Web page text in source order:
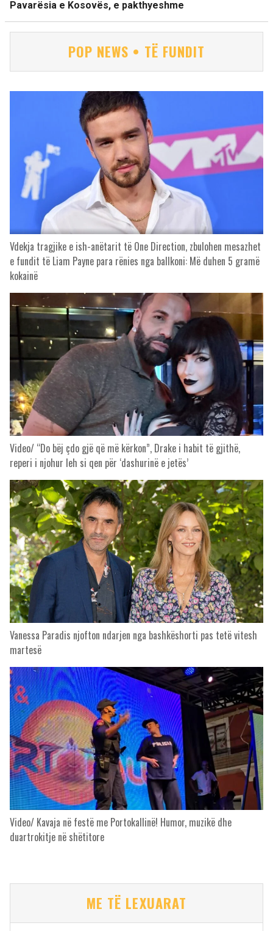
Pavarësia e Kosovës, e pakthyeshme
POP NEWS • TË FUNDIT
Vdekja tragjike e ish-anëtarit të One Direction, zbulohen mesazhet
e fundit të Liam Payne para rënies nga ballkoni: Më duhen 5 gramë
kokainë
Video/ “Do bëj çdo gjë që më kërkon”, Drake i habit të gjithë,
reperi i njohur leh si qen për ‘dashurinë e jetës’
Vanessa Paradis njofton ndarjen nga bashkëshorti pas tetë vitesh
martesë
Video/ Kavaja në festë me Portokallinë! Humor, muzikë dhe
duartrokitje në shëtitore
ME TË LEXUARAT